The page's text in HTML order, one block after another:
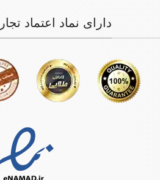
دارای نماد اعتماد